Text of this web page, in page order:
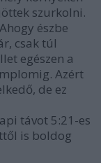
szurkolni.
észbe
csak túl
egészen a
Azért
de ez
távot 5:21-es
is boldog